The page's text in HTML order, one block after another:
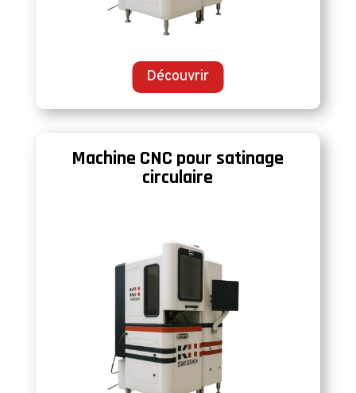
Découvrir
Machine CNC pour satinage
circulaire